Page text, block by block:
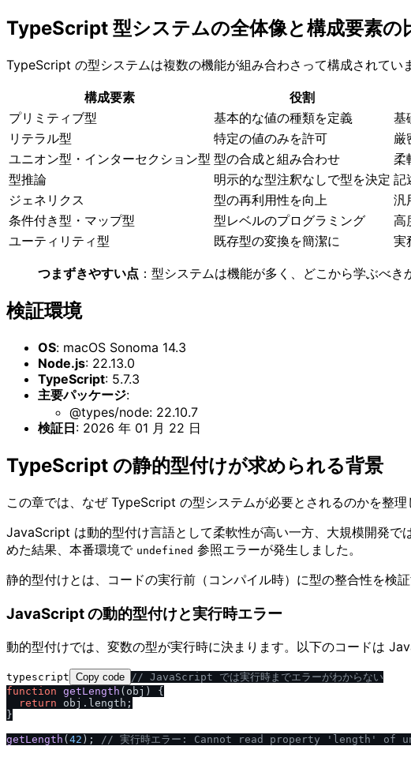
TypeScript 型システムの全体像と構成要素の
TypeScript の型システムは複数の機能が組み合わさって構成されてい
構成要素 役割
プリミティブ型
基本的な値の種類を定義 基
リテラル型
特定の値のみを許可 厳
ユニオン型・インターセクション型 型の合成と組み合わせ 柔
型推論
明示的な型注釈なしで型を決定 記
ジェネリクス
型の再利用性を向上 汎
条件付き型・マップ型
型レベルのプログラミング 高
ユーティリティ型
既存型の変換を簡潔に 実
つまずきやすい点 ：型システムは機能が多く、どこから学ぶべ
検証環境
OS: macOS Sonoma 14.3
Node.js: 22.13.0
TypeScript: 5.7.3
主要パッケージ:
@types/node: 22.10.7
検証日: 2026 年 01 月 22 日
TypeScript の静的型付けが求められる背景
この章では、なぜ TypeScript の型システムが必要とされるのかを整理
JavaScript は動的型付け言語として柔軟性が高い一方、大規模開発で
めた結果、本番環境で undefined 参照エラーが発生しました。
静的型付けとは、コードの実行前（コンパイル時）に型の整合性を検
JavaScript の動的型付けと実行時エラー
動的型付けでは、変数の型が実行時に決まります。以下のコードは
typescript Copy code // JavaScript では実行時までエラーがわからない
function getLength ( obj ) {
return obj. length ;
}
getLength ( 42 ); // 実行時エラー: Cannot read property 'length' of